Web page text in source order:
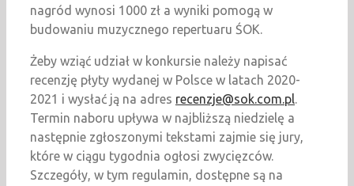
nagród wynosi 1000 zł a wyniki pomogą w
budowaniu muzycznego repertuaru ŚOK.
Żeby wziąć udział w konkursie należy napisać
recenzję płyty wydanej w Polsce w latach 2020-
2021 i wysłać ją na adres recenzje@sok.com.pl.
Termin naboru upływa w najbliższą niedzielę a
następnie zgłoszonymi tekstami zajmie się jury,
które w ciągu tygodnia ogłosi zwycięzców.
Szczegóły, w tym regulamin, dostępne są na